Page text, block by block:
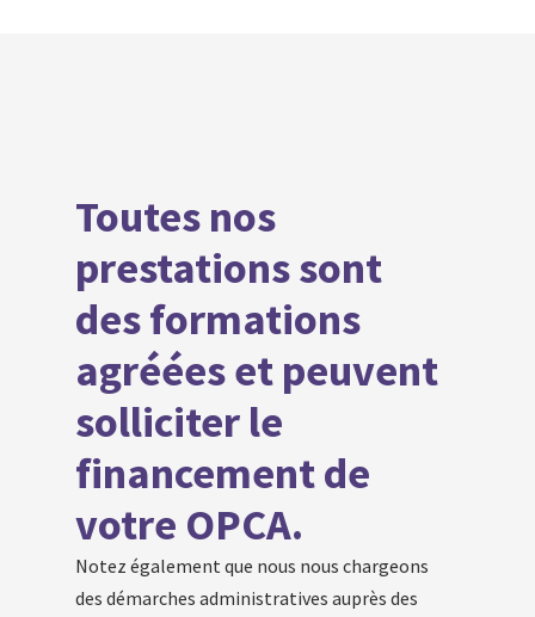
Toutes nos
prestations sont
des formations
agréées et peuvent
solliciter le
financement de
votre OPCA.
Notez également que nous nous chargeons
des démarches administratives auprès des